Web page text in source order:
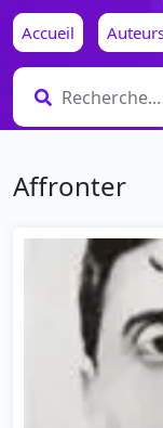
Accueil
Affronter